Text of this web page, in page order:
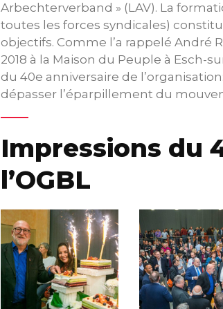
Arbechterverband » (LAV). La
toutes les forces syndicales)
objectifs. Comme l’a rappelé André
2018 à la Maison du Peuple à Esch-
du 40e anniversaire de
dépasser l’éparpillement du
Impressions du
l’OGBL